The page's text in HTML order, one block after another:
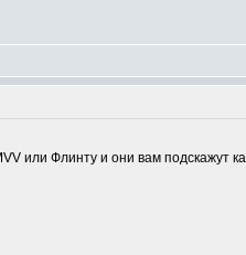
или Флинту и они вам подскажут